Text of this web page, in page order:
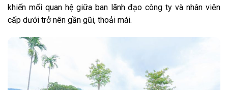
khiến mối quan hệ giữa ban lãnh đạo công ty và nhân viên
cấp dưới trở nên gần gũi, thoải mái.